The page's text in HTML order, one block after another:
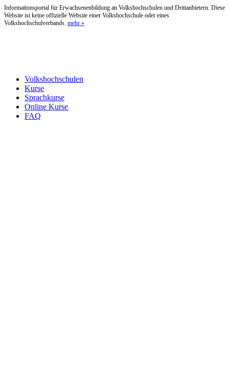
Informationsportal für Erwachsenenbildung an Volkshochschulen und Drittanbietern. Diese
Website ist keine offizielle Website einer Volkshochschule oder eines
Volkshochschulverbands. mehr »
Volkshochschulen
Kurse
Sprachkurse
Online Kurse
FAQ